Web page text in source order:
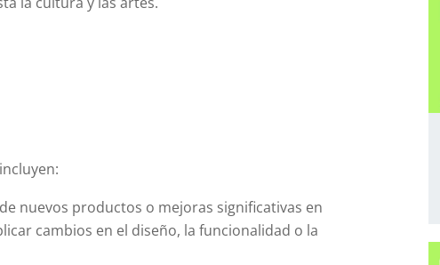
nuevos productos o mejoras significativas en
cambios en el diseño, la funcionalidad o la